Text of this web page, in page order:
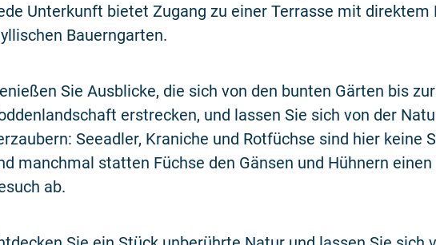
Unterkunft bietet Zugang zu einer Terrasse mit direktem
Bauerngarten.
Sie Ausblicke, die sich von den bunten Gärten bis
erstrecken, und lassen Sie sich von der
Seeadler, Kraniche und Rotfüchse sind hier keine
manchmal statten Füchse den Gänsen und Hühnern
ab.